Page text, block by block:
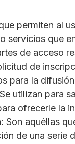
permiten al
servicios que
de acceso
de
para la
utilizan para
ofrecerle la
: Son aquéllas
de una serie